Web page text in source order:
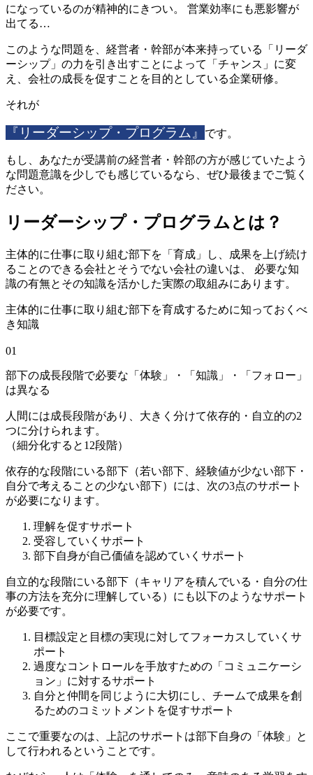
になっているのが精神的にきつい。 営業効率にも悪影響が
出てる…
このような問題を、経営者・幹部が本来持っている「リーダ
ーシップ」の力を引き出すことによって「チャンス」に変
え、会社の成長を促すことを目的としている企業研修。
それが
『リーダーシップ・プログラム』 です。
もし、あなたが受講前の経営者・幹部の方が感じていたよう
な問題意識を少しでも感じているなら、ぜひ最後までご覧く
ださい。
リーダーシップ・プログラムとは？
主体的に仕事に取り組む部下を「育成」し、成果を上げ続け
ることのできる会社とそうでない会社の違いは、 必要な知
識の有無とその知識を活かした実際の取組みにあります。
主体的に仕事に取り組む部下を育成するために知っておくべ
き知識
01
部下の成長段階で必要な「体験」・「知識」・「フォロー」
は異なる
人間には成長段階があり、大きく分けて依存的・自立的の2
つに分けられます。
（細分化すると12段階）
依存的な段階にいる部下（若い部下、経験値が少ない部下・
自分で考えることの少ない部下）には、次の3点のサポート
が必要になります。
理解を促すサポート
受容していくサポート
部下自身が自己価値を認めていくサポート
自立的な段階にいる部下（キャリアを積んでいる・自分の仕
事の方法を充分に理解している）にも以下のようなサポート
が必要です。
目標設定と目標の実現に対してフォーカスしていくサ
ポート
過度なコントロールを手放すための「コミュニケーシ
ョン」に対するサポート
自分と仲間を同じように大切にし、チームで成果を創
るためのコミットメントを促すサポート
ここで重要なのは、上記のサポートは部下自身の「体験」と
して行われるということです。